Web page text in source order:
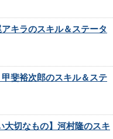
キラのスキル＆ステータ
斐裕次郎のスキル＆ステ
大切なもの】河村隆のスキ